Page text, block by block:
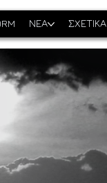
ΝΕΑ ΣΧΕΤΙΚΑ